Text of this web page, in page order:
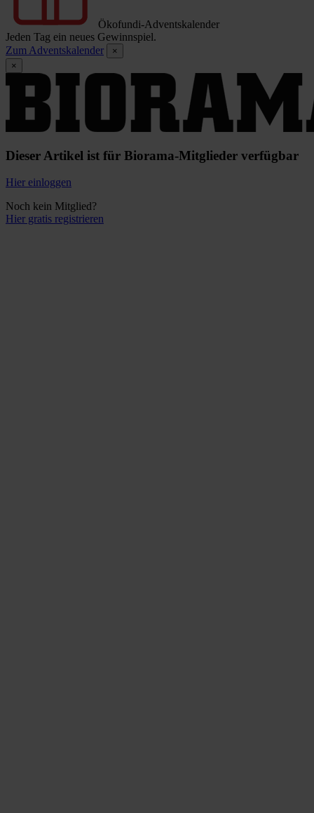
Ökofundi-Adventskalender
Jeden Tag ein neues Gewinnspiel.
Zum Adventskalender
×
×
Dieser Artikel ist für Biorama-Mitglieder verfügbar
Hier einloggen
Noch kein Mitglied?
Hier gratis registrieren